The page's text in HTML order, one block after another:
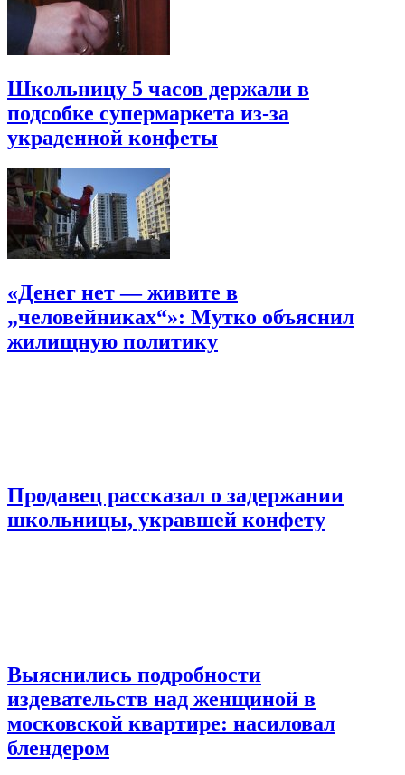
Школьницу 5 часов держали в
подсобке супермаркета из-за
украденной конфеты
«Денег нет — живите в
„человейниках“»: Мутко объяснил
жилищную политику
Продавец рассказал о задержании
школьницы, укравшей конфету
Выяснились подробности
издевательств над женщиной в
московской квартире: насиловал
блендером